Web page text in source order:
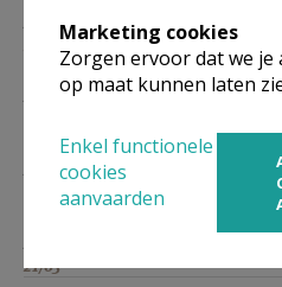
28/02
10.00
10.00 Eucharistie
14/03
10.00 Eucharistie
21/03
Eucharistie
Marketing cookies
Zorgen ervoor dat we je
op maat kunnen laten
Enkel functionele
cookies
aanvaarden